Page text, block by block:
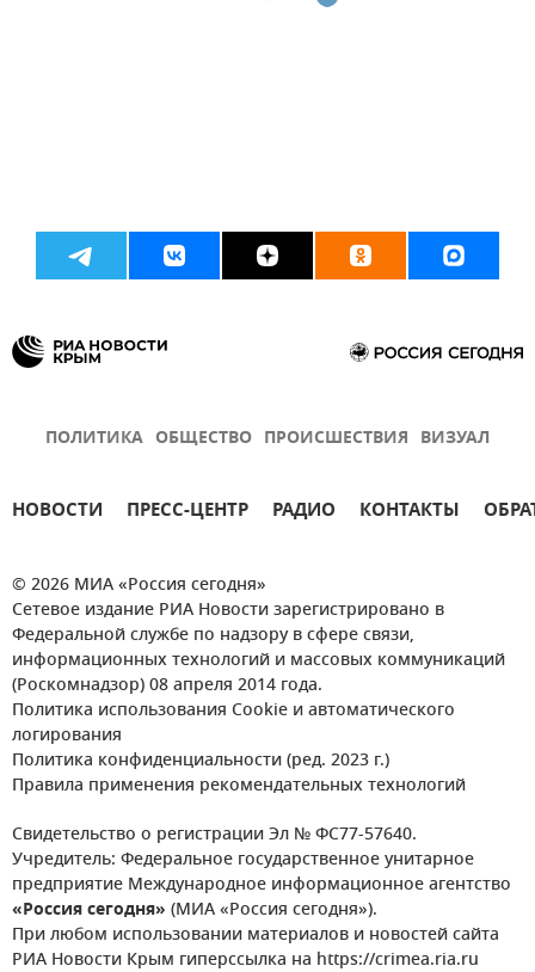
ПОЛИТИКА ОБЩЕСТВО ПРОИСШЕСТВИЯ ВИЗУАЛ
НОВОСТИ ПРЕСС-ЦЕНТР РАДИО КОНТАКТЫ
© 2026 МИА «Россия сегодня»
Сетевое издание РИА Новости зарегистрировано в
Федеральной службе по надзору в сфере связи,
информационных технологий и массовых коммуникаций
(Роскомнадзор) 08 апреля 2014 года.
Политика использования Cookie и автоматического
логирования
Политика конфиденциальности (ред. 2023 г.)
Правила применения рекомендательных технологий
Свидетельство о регистрации Эл № ФС77-57640.
Учредитель: Федеральное государственное унитарное
предприятие Международное информационное агентство
«Россия сегодня» (МИА «Россия сегодня»).
При любом использовании материалов и новостей сайта
РИА Новости Крым гиперссылка на https://crimea.ria.ru